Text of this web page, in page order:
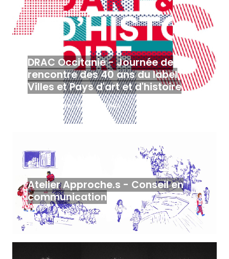
DRAC Occitanie - Journée de
rencontre des 40 ans du label
Villes et Pays d'art et d'histoire
Tables rondes et animations
Atelier Approche.s - Conseil en
communication
Conseil et accompagnement Réseaux sociaux